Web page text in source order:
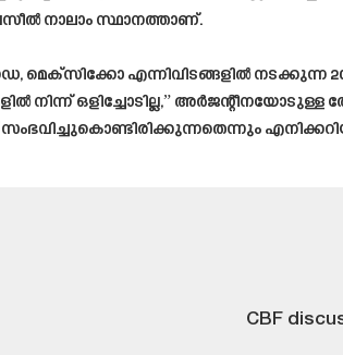
നാലാം സ്ഥാനത്താണ്.
എന്നിവിടങ്ങളിൽ നടക്കുന്ന
നിന്ന് ഒളിച്ചോടില്ല,”
CBF